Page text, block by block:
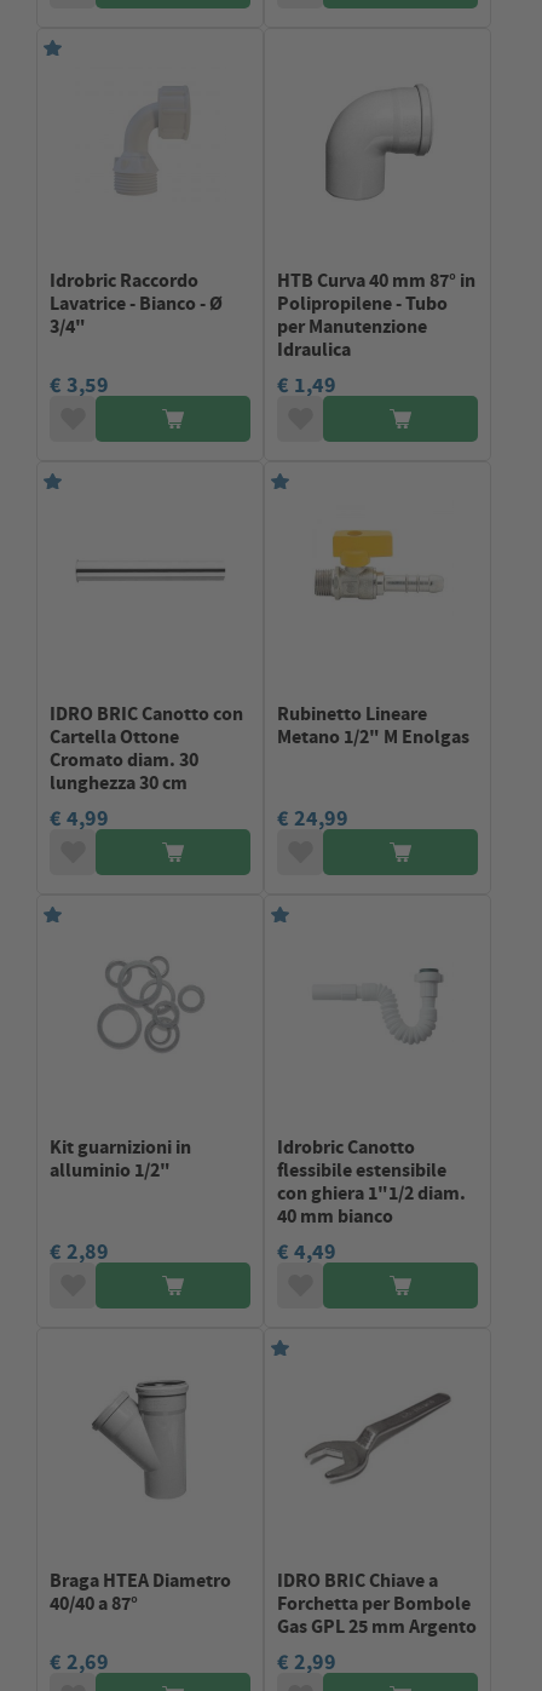
Idrobric Raccordo
Lavatrice - Bianco - Ø
3/4"
€ 3,59
HTB Curva 40 mm 87° in
Polipropilene - Tubo
per Manutenzione
Idraulica
€ 1,49
IDRO BRIC Canotto con
Cartella Ottone
Cromato diam. 30
lunghezza 30 cm
€ 4,99
Rubinetto Lineare
Metano 1/2" M Enolgas
€ 24,99
Kit guarnizioni in
alluminio 1/2"
€ 2,89
Idrobric Canotto
flessibile estensibile
con ghiera 1"1/2 diam.
40 mm bianco
€ 4,49
Braga HTEA Diametro
40/40 a 87°
€ 2,69
IDRO BRIC Chiave a
Forchetta per Bombole
Gas GPL 25 mm Argento
€ 2,99